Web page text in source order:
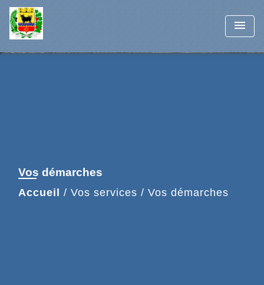
menu
Vos démarches
Accueil / Vos services / Vos démarches